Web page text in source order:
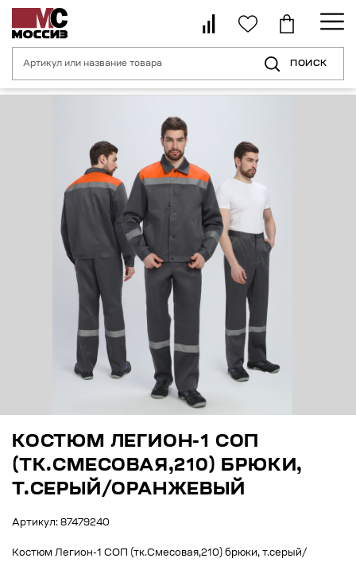
ПОИСК
Главная страница Костюм Легион-1 СОП
КОСТЮМ ЛЕГИОН-1 СОП
(ТК.СМЕСОВАЯ,210) БРЮКИ,
Т.СЕРЫЙ/ОРАНЖЕВЫЙ
Артикул: 87479240
Костюм Легион-1 СОП (тк.Смесовая,210) брюки, т.серый/